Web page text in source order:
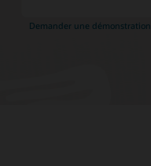
Demander une démonstration